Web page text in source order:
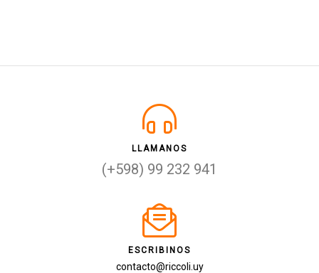
LLAMANOS
(+598) 99 232 941
ESCRIBINOS
contacto@riccoli.uy